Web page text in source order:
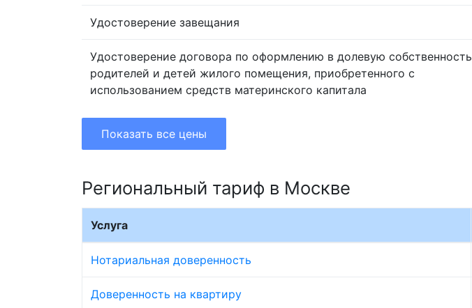
Удостоверение завещания
Удостоверение договора по оформлению в долевую собственность
родителей и детей жилого помещения, приобретенного с
использованием средств материнского капитала
Показать все цены
Региональный тариф в Москве
Услуга
Нотариальная доверенность
Доверенность на квартиру